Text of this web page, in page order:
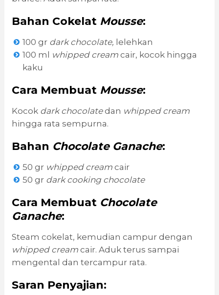
Bahan Cokelat Mousse:
100 gr dark chocolate, lelehkan
100 ml whipped cream cair, kocok hingga
kaku
Cara Membuat Mousse:
Kocok dark chocolatedan whipped cream
hingga rata sempurna.
Bahan Chocolate Ganache:
50 gr whipped cream cair
50 gr dark cooking chocolate
Cara Membuat Chocolate
Ganache:
Steam cokelat, kemudian campur dengan
whipped cream cair. Aduk terus sampai
mengental dan tercampur rata.
Saran Penyajian: